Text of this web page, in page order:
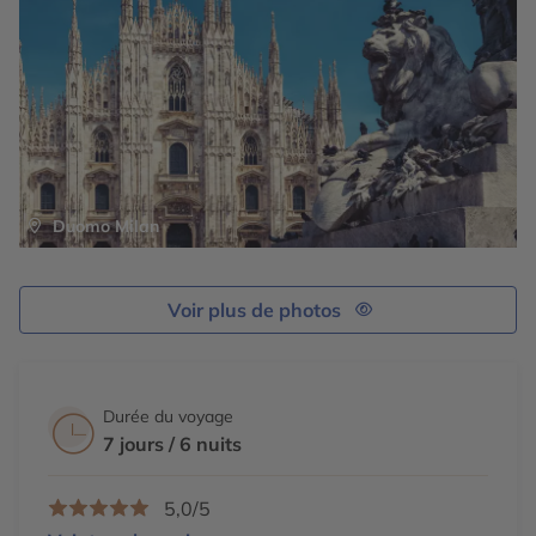
Duomo Milan
Voir plus de photos
Durée du voyage
7 jours / 6 nuits
5,0/5